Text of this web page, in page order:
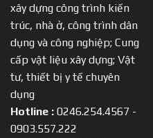
xây dựng công trình kiến
trúc, nhà ở, công trình dân
dụng và công nghiệp; Cung
cấp vật liệu xây dựng; Vật
tư, thiết bị y tế chuyên
dụng
Hotline : 0246.254.4567 -
0903.557.222